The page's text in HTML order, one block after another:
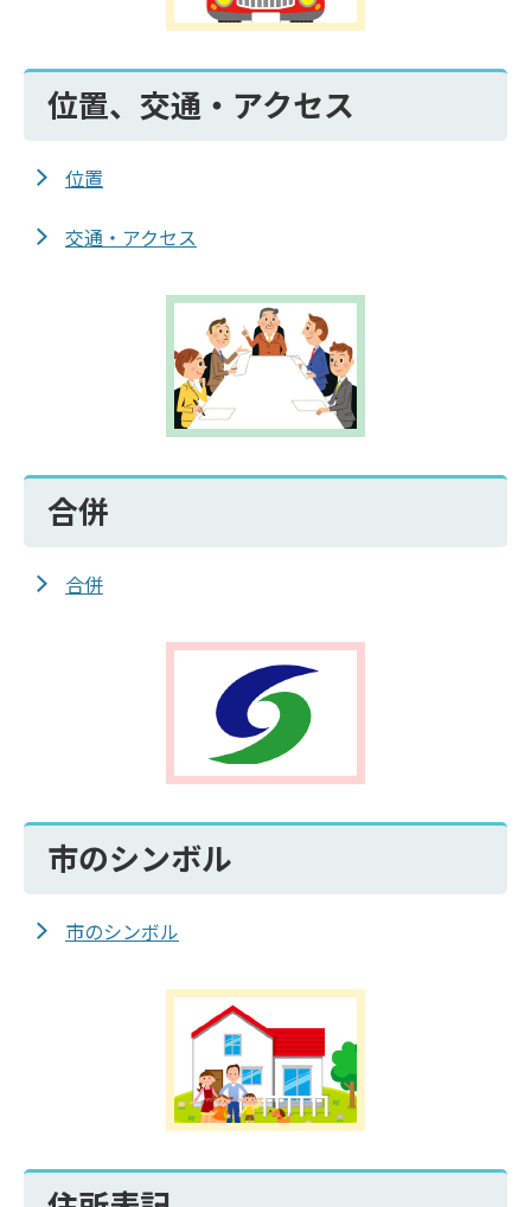
位置、交通・アクセス
位置
交通・アクセス
合併
合併
市のシンボル
市のシンボル